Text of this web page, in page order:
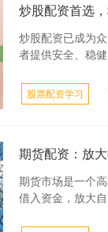
炒股配资首选
炒股配资已成为
者提供安全、稳
股票配资学习
期货配资：放
期货市场是一个
借入资金，放大